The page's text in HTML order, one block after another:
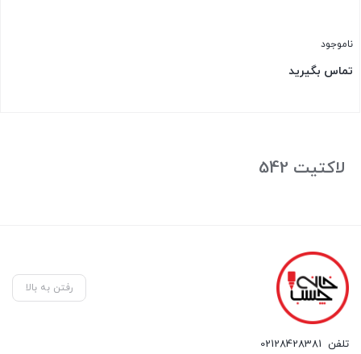
ناموجود
تماس بگیرید
لاکتیت 542
رفتن به بالا
تلفن 02128428381